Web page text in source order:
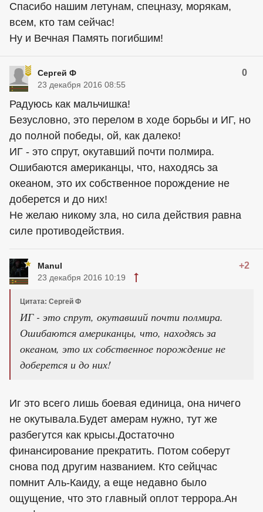
Спасибо нашим летунам, спецназу, морякам,
всем, кто там сейчас!
Ну и Вечная Память погибшим!
Сергей Ф 0
23 декабря 2016 08:55
Радуюсь как мальчишка!
Безусловно, это перелом в ходе борьбы и ИГ, но
до полной победы, ой, как далеко!
ИГ - это спрут, окутавший почти полмира.
Ошибаются американцы, что, находясь за
океаном, это их собственное порождение не
доберется и до них!
Не желаю никому зла, но сила действия равна
силе противодействия.
Manul +2
23 декабря 2016 10:19
Цитата: Сергей Ф
ИГ - это спрут, окутавший почти полмира.
Ошибаются американцы, что, находясь за
океаном, это их собственное порождение не
доберется и до них!
Иг это всего лишь боевая единица, она ничего
не окутывала.Будет амерам нужно, тут же
разбегутся как крысы.Достаточно
финансирование прекратить. Потом соберут
снова под другим названием. Кто сейцчас
помнит Аль-Каиду, а еще недавно было
ощущение, что это главный оплот террора.Ан